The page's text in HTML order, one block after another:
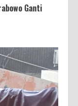
Ganti